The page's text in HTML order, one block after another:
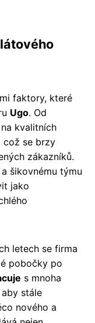
faktory, které
Ugo. Od
kvalitních
což se brzy
zákazníků.
šikovnému týmu
jako
letech se firma
pobočky po
s mnoha
stále
nového a